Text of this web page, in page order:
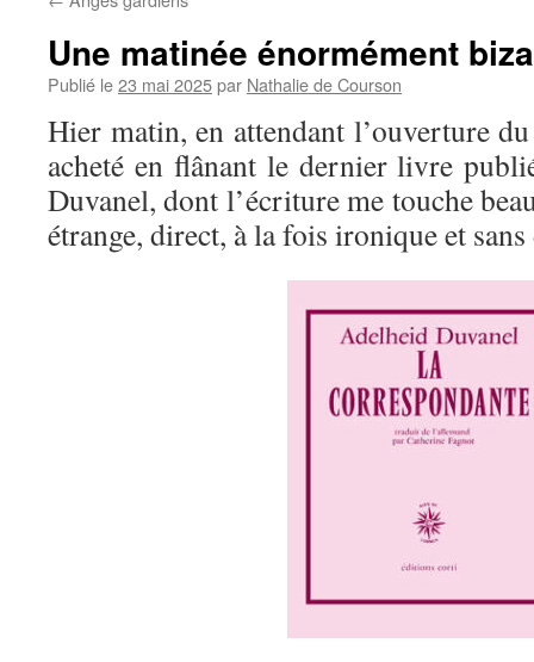
Une matinée énormément
Publié le23 mai 2025par Nathalie de Courson
Hier matin, en attendant l’ouverture
acheté en flânant le dernier livre
Duvanel, dont l’écriture me touche
étrange, direct, à la fois ironique et sans